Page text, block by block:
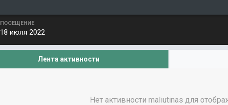
ПОСЕЩЕНИЕ
18 июля 2022
Лента активности
Нет активности maliutinas для